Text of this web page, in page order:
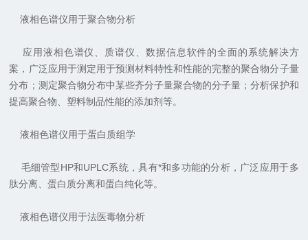
液相色谱仪用于聚合物分析
应用液相色谱仪、质谱仪、数据信息软件的全面的系统解决方
案，广泛应用于测定用于预测材料特性和性能的完整的聚合物分子量
分布；测定聚合物分布中某些齐分子量聚合物的分子量；分析保护和
提高聚合物、塑料制品性能的添加剂等。
液相色谱仪用于蛋白质组学
毛细管型HP和UPLC系统，具有*和多功能的分析，广泛应用于多
肽分离、蛋白质分离和蛋白纯化等。
液相色谱仪用于法医毒物分析